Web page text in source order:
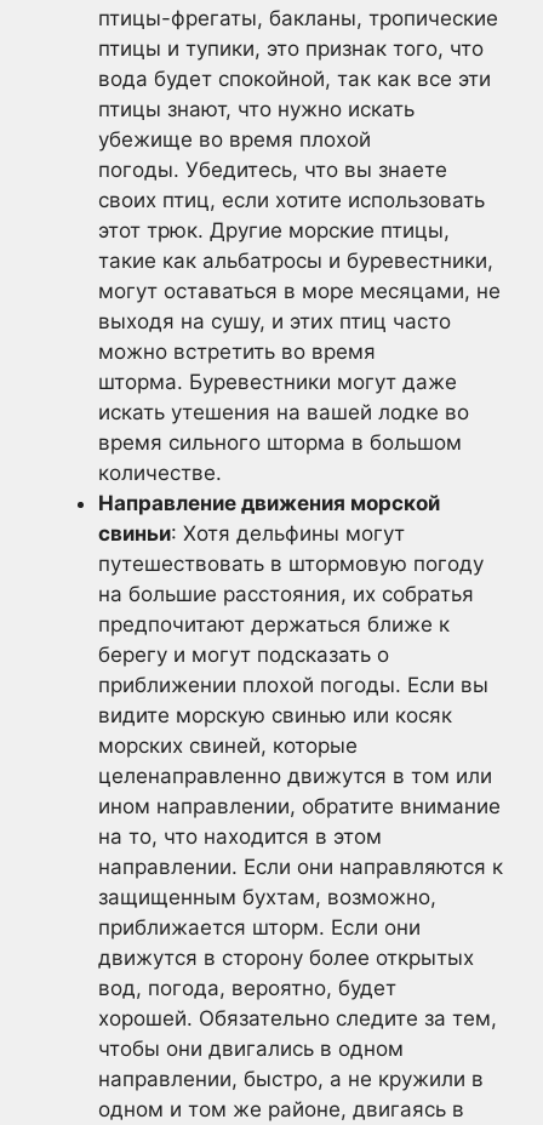
птицы-фрегаты, бакланы, тропические
птицы и тупики, это признак того, что
вода будет спокойной, так как все эти
птицы знают, что нужно искать
убежище во время плохой
погоды. Убедитесь, что вы знаете
своих птиц, если хотите использовать
этот трюк. Другие морские птицы,
такие как альбатросы и буревестники,
могут оставаться в море месяцами, не
выходя на сушу, и этих птиц часто
можно встретить во время
шторма. Буревестники могут даже
искать утешения на вашей лодке во
время сильного шторма в большом
количестве.
Направление движения морской
свиньи: Хотя дельфины могут
путешествовать в штормовую погоду
на большие расстояния, их собратья
предпочитают держаться ближе к
берегу и могут подсказать о
приближении плохой погоды. Если вы
видите морскую свинью или косяк
морских свиней, которые
целенаправленно движутся в том или
ином направлении, обратите внимание
на то, что находится в этом
направлении. Если они направляются к
защищенным бухтам, возможно,
приближается шторм. Если они
движутся в сторону более открытых
вод, погода, вероятно, будет
хорошей. Обязательно следите за тем,
чтобы они двигались в одном
направлении, быстро, а не кружили в
одном и том же районе, двигаясь в